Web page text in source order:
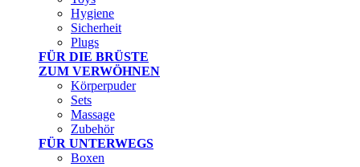
Hygiene
Sicherheit
Plugs
FÜR DIE BRÜSTE
ZUM VERWÖHNEN
Körperpuder
Sets
Massage
Zubehör
FÜR UNTERWEGS
Boxen